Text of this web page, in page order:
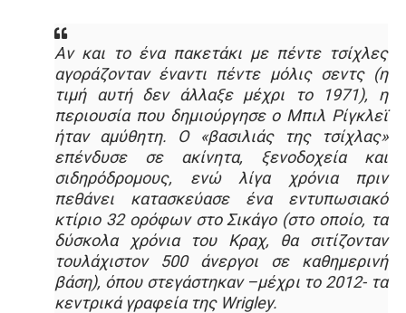
Αν και το ένα πακετάκι µε πέντε τσίχλες
αγοράζονταν έναντι πέντε µόλις σεντς (η
τιµή αυτή δεν άλλαξε µέχρι το 1971), η
περιουσία που δημιούργησε ο Μπιλ Ρίγκλεϊ
ήταν αμύθητη. Ο «βασιλιάς της τσίχλας»
επένδυσε σε ακίνητα, ξενοδοχεία και
σιδηρόδροµους, ενώ λίγα χρόνια πριν
πεθάνει κατασκεύασε ένα εντυπωσιακό
κτίριο 32 ορόφων στο Σικάγο (στο οποίο, τα
δύσκολα χρόνια του Κραχ, θα σιτίζονταν
τουλάχιστον 500 άνεργοι σε καθηµερινή
βάση), όπου στεγάστηκαν –μέχρι το 2012- τα
κεντρικά γραφεία της Wrigley.